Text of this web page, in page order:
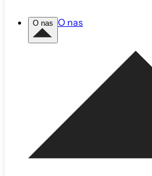
O nas O nas